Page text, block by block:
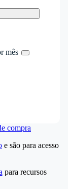
mês
compra
e são para acesso
para recursos